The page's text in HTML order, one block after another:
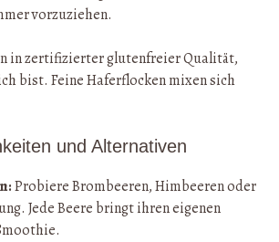
vorzuziehen.
in zertifizierter glutenfreier Qualität,
bist. Feine Haferflocken mixen sich
und Alternativen
Probiere Brombeeren, Himbeeren oder
Jede Beere bringt ihren eigenen